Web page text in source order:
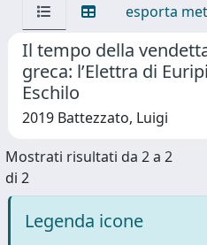
esporta
Il tempo della
greca: l’Elettra di
Eschilo
2019 Battezzato, Luigi
Mostrati risultati da 2 a 2
di 2
Legenda icone